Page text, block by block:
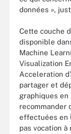
données »,
Cette couche
disponible
Machine
Visualization
Acceleration
partager et
graphiques en
recommander
effectuées en
pas vocation